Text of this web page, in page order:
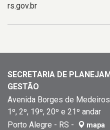
rs.gov.br
SECRETARIA DE
GESTÃO
Avenida Borges de
1º, 2º, 19º, 20º e 21º andar
Porto Alegre - RS -
mapa